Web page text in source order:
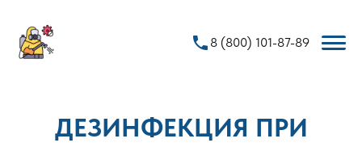
phone 8 (800) 101-87-89
ДЕЗИНФЕКЦИЯ ПРИ